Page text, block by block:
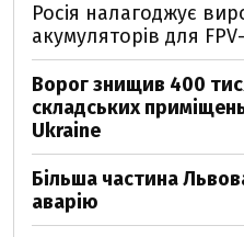
Росія налагоджує
акумуляторів для
Ворог знищив 400
складських
Ukraine
Більша частина
аварію